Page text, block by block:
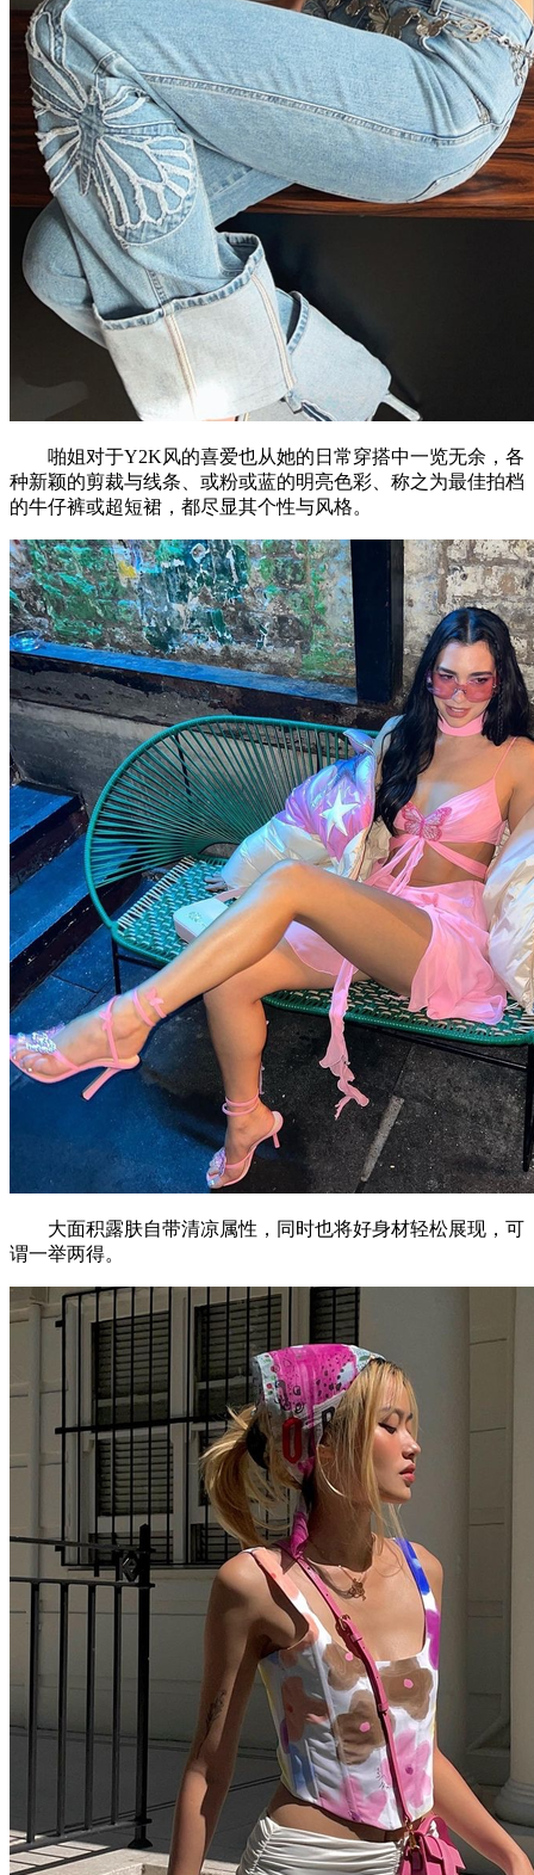
啪姐对于Y2K风的喜爱也从她的日常穿搭中一览无余，各
种新颖的剪裁与线条、或粉或蓝的明亮色彩、称之为最佳拍档
的牛仔裤或超短裙，都尽显其个性与风格。
大面积露肤自带清凉属性，同时也将好身材轻松展现，可
谓一举两得。